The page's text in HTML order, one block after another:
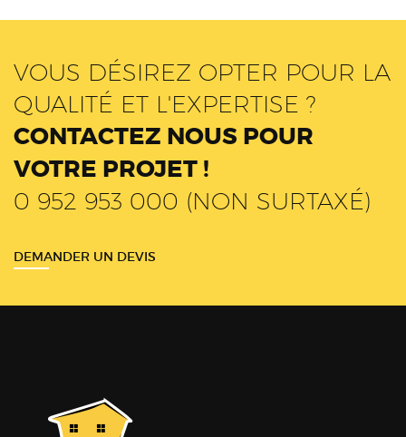
VOUS DÉSIREZ OPTER POUR LA
QUALITÉ ET L'EXPERTISE ?
CONTACTEZ NOUS POUR
VOTRE PROJET !
0 952 953 000 (NON SURTAXÉ)
DEMANDER UN DEVIS